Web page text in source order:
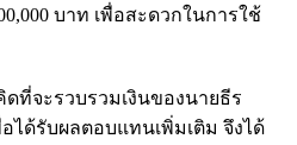
บาท เพื่อสะดวกในการใช้
ที่จะรวบรวมเงินของนายธีร
ด้รับผลตอบแทนเพิ่มเติม จึงได้